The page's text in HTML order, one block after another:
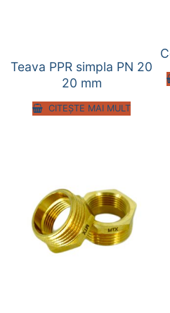
Teava PPR simpla PN 20
20 mm
CITEȘTE MAI MULT